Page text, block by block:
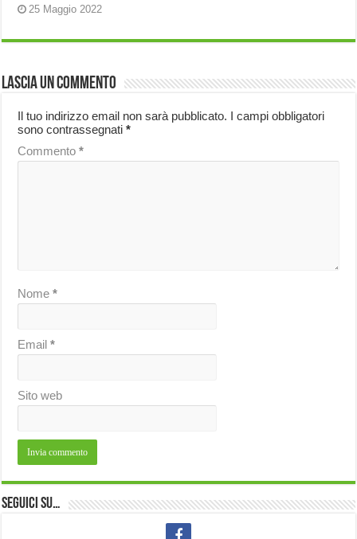
25 Maggio 2022
Lascia un commento
Il tuo indirizzo email non sarà pubblicato. I campi obbligatori
sono contrassegnati*
Commento*
Nome*
Email*
Sito web
Seguici su…